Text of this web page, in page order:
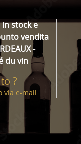
stock e
vendita
-
du vin
?
via e-mail